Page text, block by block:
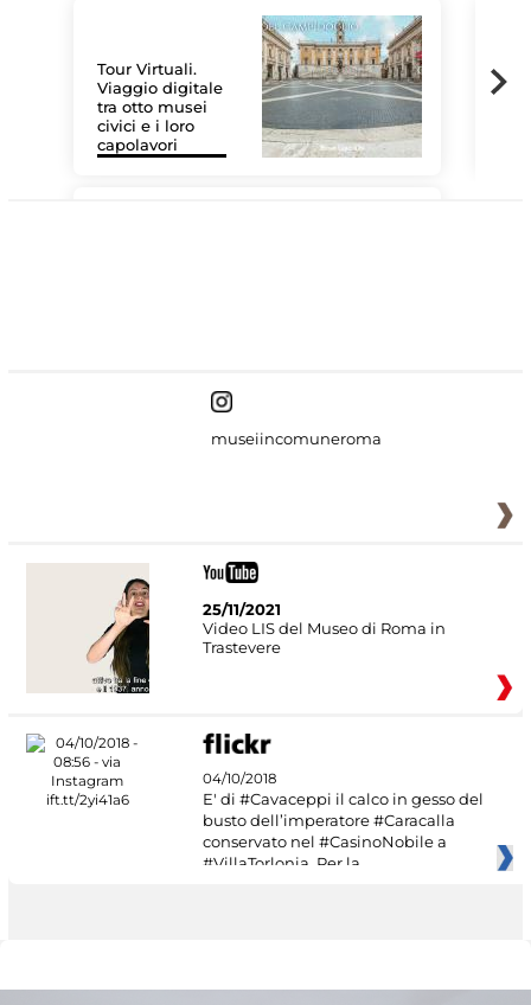
Tour Virtuali.
Viaggio digitale
tra otto musei
civici e i loro
capolavori
museiincomuneroma
25/11/2021
Video LIS del Museo di Roma in
Trastevere
04/10/2018
E' di #Cavaceppi il calco in gesso del
busto dell’imperatore #Caracalla
conservato nel #CasinoNobile a
#VillaTorlonia. Per la